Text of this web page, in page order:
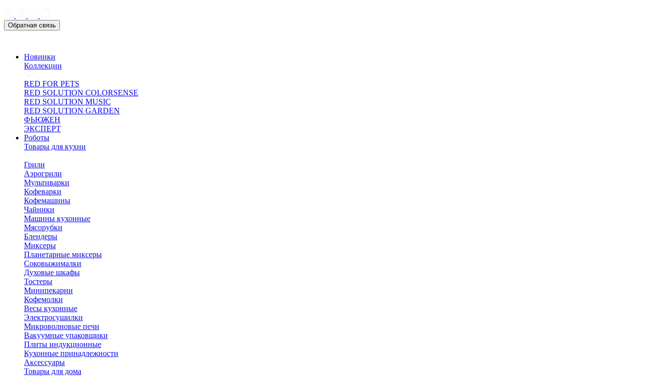
Обратная связь
Новинки
Коллекции
RED FOR PETS
RED SOLUTION COLORSENSE
RED SOLUTION MUSIC
RED SOLUTION GARDEN
ФЬЮЖЕН
ЭКСПЕРТ
Роботы
Товары для кухни
Грили
Аэрогрили
Мультиварки
Кофеварки
Кофемашины
Чайники
Машины кухонные
Мясорубки
Блендеры
Миксеры
Планетарные миксеры
Соковыжималки
Духовые шкафы
Тостеры
Минипекарни
Кофемолки
Весы кухонные
Электросушилки
Микроволновые печи
Вакуумные упаковщики
Плиты индукционные
Кухонные принадлежности
Аксессуары
Товары для дома